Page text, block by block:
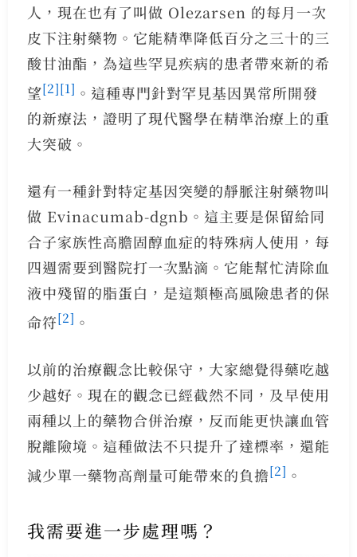
人，現在也有了叫做 Olezarsen 的每月一次
皮下注射藥物。它能精準降低百分之三十的三
酸甘油酯，為這些罕見疾病的患者帶來新的希
望[2][1] 。這種專門針對罕見基因異常所開發
的新療法，證明了現代醫學在精準治療上的重
大突破。
還有一種針對特定基因突變的靜脈注射藥物叫
做 Evinacumab-dgnb。這主要是保留給同
合子家族性高膽固醇血症的特殊病人使用，每
四週需要到醫院打一次點滴。它能幫忙清除血
液中殘留的脂蛋白，是這類極高風險患者的保
命符[2] 。
以前的治療觀念比較保守，大家總覺得藥吃越
少越好。現在的觀念已經截然不同，及早使用
兩種以上的藥物合併治療，反而能更快讓血管
脫離險境。這種做法不只提升了達標率，還能
減少單一藥物高劑量可能帶來的負擔[2] 。
我需要進一步處理嗎？